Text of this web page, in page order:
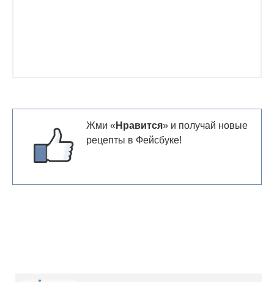
Жми « Нравится» и получай новые
рецепты в Фейсбуке!